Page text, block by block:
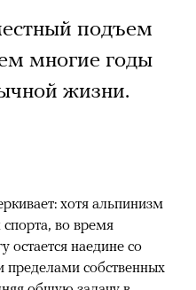
подъем
многие годы
жизни.
хотя альпинизм
во время
остается наедине со
собственных